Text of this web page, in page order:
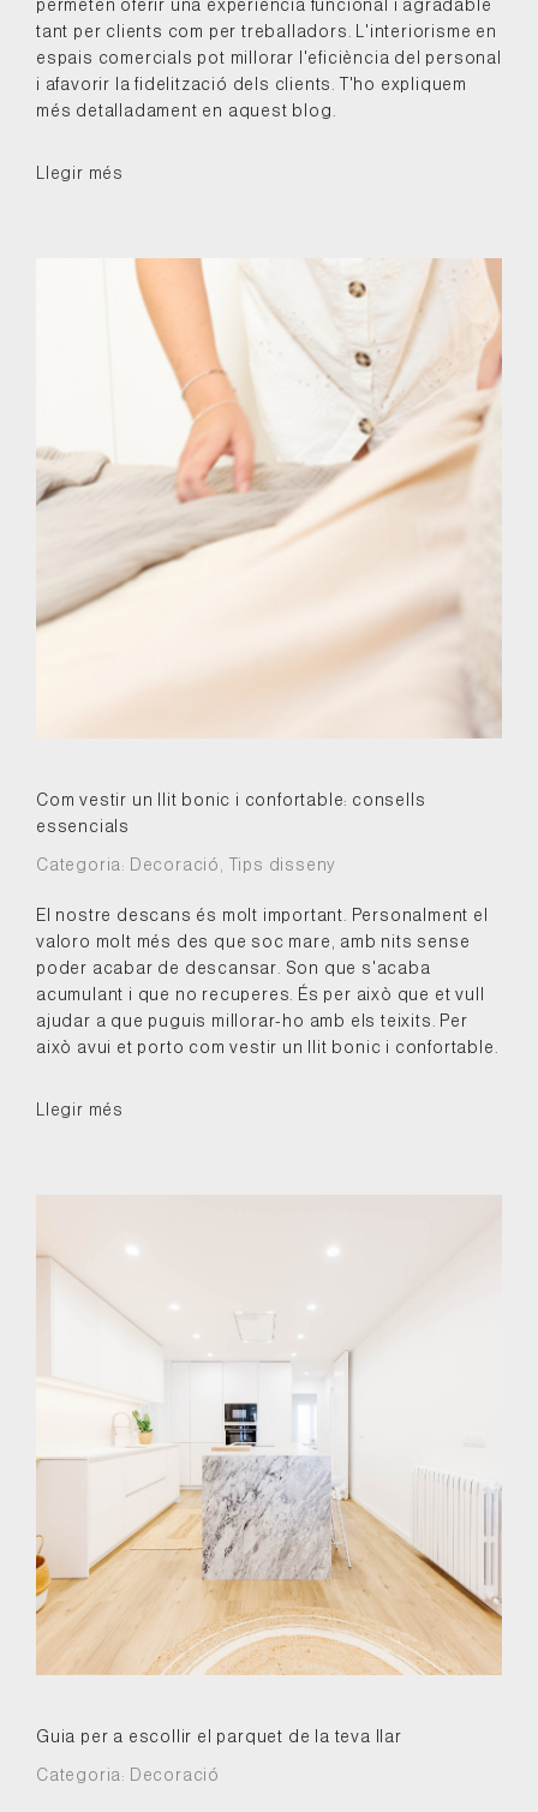
permeten oferir una experiència funcional i agradable
tant per clients com per treballadors. L'interiorisme en
espais comercials pot millorar l'eficiència del personal
i afavorir la fidelització dels clients. T'ho expliquem
més detalladament en aquest blog.
Llegir més
Com vestir un llit bonic i confortable: consells
essencials
Categoria: Decoració Tips disseny
El nostre descans és molt important. Personalment el
valoro molt més des que soc mare, amb nits sense
poder acabar de descansar. Son que s'acaba
acumulant i que no recuperes. És per això que et vull
ajudar a que puguis millorar-ho amb els teixits. Per
això avui et porto com vestir un llit bonic i confortable.
Llegir més
Guia per a escollir el parquet de la teva llar
Categoria: Decoració